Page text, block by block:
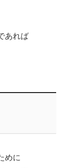
あれば
めに